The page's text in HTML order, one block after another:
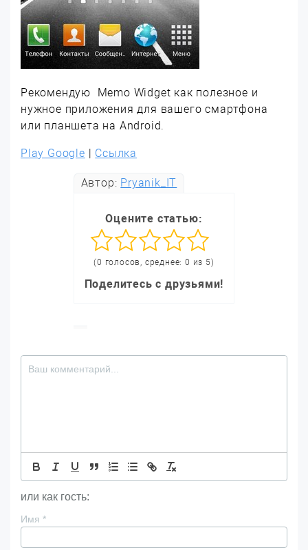
Рекомендую Memo Widget как полезное и
нужное приложения для вашего смартфона
или планшета на Android.
Play Google | Ссылка
Автор: Pryanik_IT
Оцените статью:
(0 голосов, среднее: 0 из 5)
Поделитесь с друзьями!
или как гость:
Имя *